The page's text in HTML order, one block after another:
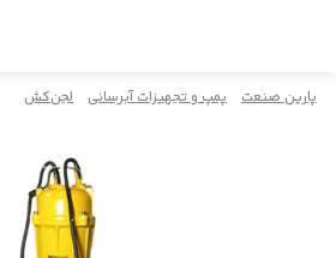
پارین صنعت پمپ و تجهیزات آبرسانی لجن‌کش